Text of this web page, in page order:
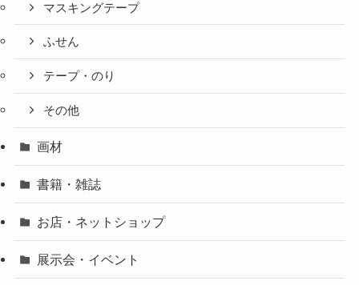
マスキングテープ
ふせん
テープ・のり
その他
画材
書籍・雑誌
お店・ネットショップ
展示会・イベント